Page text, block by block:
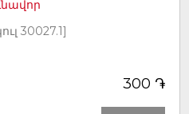
30027.1]
300 ֏